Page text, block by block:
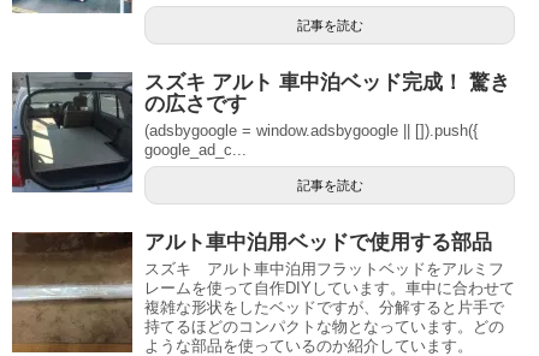
記事を読む
スズキ アルト 車中泊ベッド完成！ 驚き
の広さです
(adsbygoogle = window.adsbygoogle || []).push({
google_ad_c...
記事を読む
アルト車中泊用ベッドで使用する部品
スズキ アルト車中泊用フラットベッドをアルミフ
レームを使って自作DIYしています。車中に合わせて
複雑な形状をしたベッドですが、分解すると片手で
持てるほどのコンパクトな物となっています。どの
ような部品を使っているのか紹介しています。